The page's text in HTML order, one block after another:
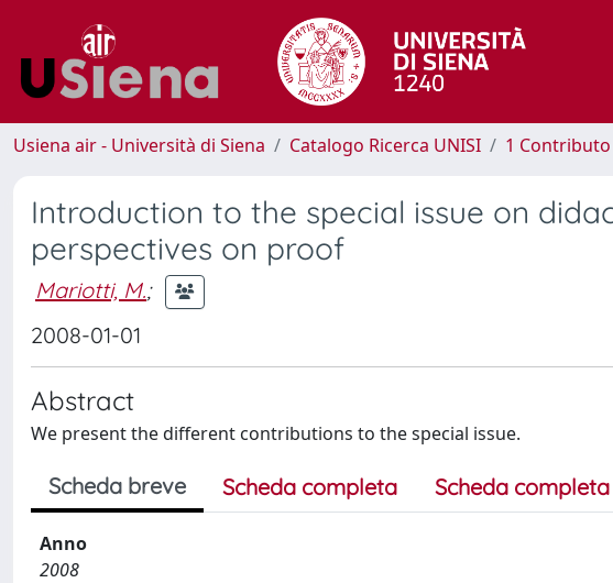
Usiena air - Università di Siena Catalogo Ricerca UNISI 1 Contributo
Introduction to the special issue on
perspectives on proof
Mariotti, M.;
2008-01-01
Abstract
We present the different contributions to the special issue.
Scheda breve Scheda completa Scheda completa
Anno
2008